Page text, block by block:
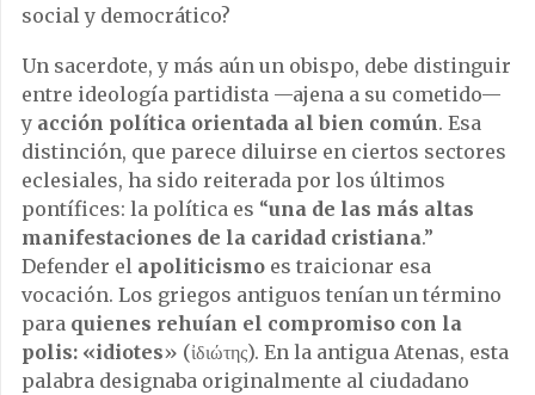
social y democrático?
Un sacerdote, y más aún un obispo, debe distinguir
entre ideología partidista —ajena a su cometido—
y acción política orientada al bien común. Esa
distinción, que parece diluirse en ciertos sectores
eclesiales, ha sido reiterada por los últimos
pontífices: la política es “una de las más altas
manifestaciones de la caridad cristiana.”
Defender el apoliticismo es traicionar esa
vocación. Los griegos antiguos tenían un término
para quienes rehuían el compromiso con la
polis: «idiotes» (ἰδιώτης). En la antigua Atenas, esta
palabra designaba originalmente al ciudadano